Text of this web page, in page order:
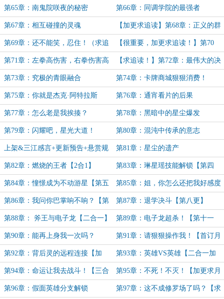
第65章：南鬼院咲夜的秘密 第66章：同调学院的最强者
第67章：相互碰撞的灵魂 【加更求追读】第68章：正义的群
殴！
第69章：还不能笑，忍住！（求追
读）
【很重要，加更求追读！】第70
章：欧贝里斯克的一拳
第71章：左拳高伤害，右拳伤害高 【求追读！】第72章：最伟大的决
斗委员
第73章：究极的青眼融合 第74章：卡牌商城狠狠消费！
第75章：你就是杰克·阿特拉斯 第76章：通宵看片的后果
第77章：怎么老是我挨揍？ 第78章：黑暗中的星尘爆发
第79章：闪耀吧，星光大道！ 第80章：混沌中传承的意志
上架&三江感言+更新预告+悬赏规
则
第81章：星尘的遗产
第82章：燃烧的王者【2合1】 第83章：琳星瑶技能解锁【第四
更】
第84章：憧憬成为不动游星【第五
更】
第85章：姐，你怎么还把我好感度
弄没了【第六更】
第86章：我问你巴掌响不响？【第
七更】
第87章：退学决斗【第八更】
第88章： 斧王与电子龙【二合一】
【第十更】
第89章：电子龙超杀！【第十一
更】
第90章：能再上身我一次吗？ 第91章：请狠狠操作我！【首订月
票悬赏中】
第92章：背后灵的远程连接【加
更】
第93章：英雄VS英雄【二合一加
更】
第94章：命运让我去战斗！【三合
一加更】
第95章：不死！不灭！【加更求月
票】
第96章：假面英雄分支解锁 第97章：这不成修罗场了吗？【求